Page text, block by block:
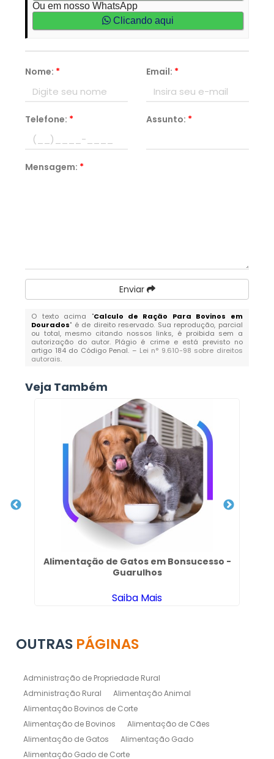
Ou em nosso WhatsApp
Clicando aqui
Nome: * Email: *
Telefone: * Assunto: *
Mensagem: *
Enviar
O texto acima "Calculo de Ração Para Bovinos em
Dourados" é de direito reservado. Sua reprodução, parcial
ou total, mesmo citando nossos links, é proibida sem a
autorização do autor. Plágio é crime e está previsto no
artigo 184 do Código Penal. – Lei n° 9.610-98 sobre direitos
autorais.
Veja Também
Alimentação de Gatos em Bonsucesso -
Guarulhos
Saiba Mais
OUTRAS PÁGINAS
Administração de Propriedade Rural
Administração Rural
Alimentação Animal
Alimentação Bovinos de Corte
Alimentação de Bovinos
Alimentação de Cães
Alimentação de Gatos
Alimentação Gado
Alimentação Gado de Corte